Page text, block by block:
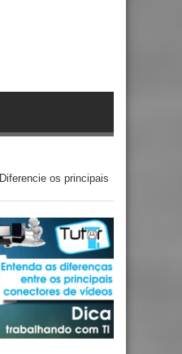
Diferencie os principais